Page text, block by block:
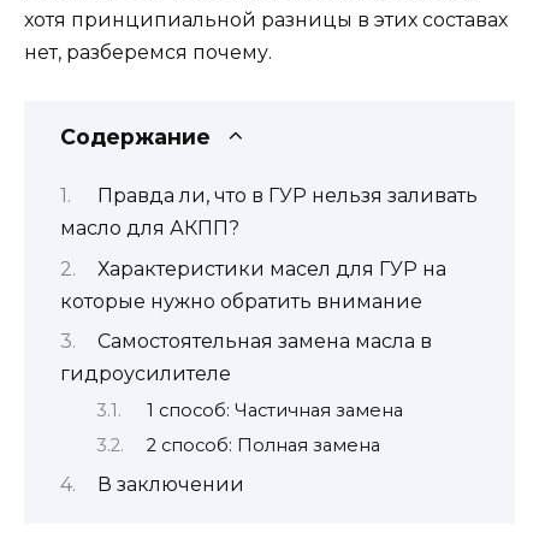
хотя принципиальной разницы в этих составах
нет, разберемся почему.
Содержание
Правда ли, что в ГУР нельзя заливать
масло для АКПП?
Характеристики масел для ГУР на
которые нужно обратить внимание
Самостоятельная замена масла в
гидроусилителе
1 способ: Частичная замена
2 способ: Полная замена
В заключении